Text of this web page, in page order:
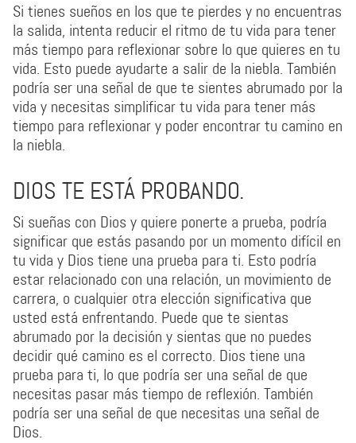
Si tienes sueños en los que te pierdes y no encuentras
la salida, intenta reducir el ritmo de tu vida para tener
más tiempo para reflexionar sobre lo que quieres en tu
vida. Esto puede ayudarte a salir de la niebla. También
podría ser una señal de que te sientes abrumado por la
vida y necesitas simplificar tu vida para tener más
tiempo para reflexionar y poder encontrar tu camino en
la niebla.
DIOS TE ESTÁ PROBANDO.
Si sueñas con Dios y quiere ponerte a prueba, podría
significar que estás pasando por un momento difícil en
tu vida y Dios tiene una prueba para ti. Esto podría
estar relacionado con una relación, un movimiento de
carrera, o cualquier otra elección significativa que
usted está enfrentando. Puede que te sientas
abrumado por la decisión y sientas que no puedes
decidir qué camino es el correcto. Dios tiene una
prueba para ti, lo que podría ser una señal de que
necesitas pasar más tiempo de reflexión. También
podría ser una señal de que necesitas una señal de
Dios.